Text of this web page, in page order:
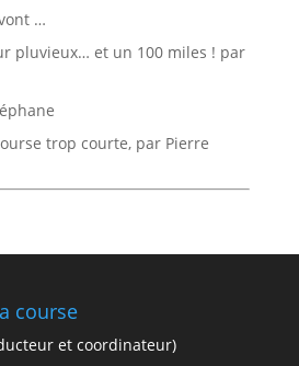
…
pluvieux… et un 100 miles ! par
trop courte, par Pierre
course
et coordinateur)